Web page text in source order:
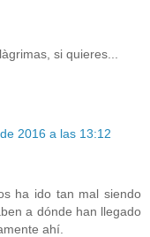
si quieres...
2016 a las 13:12
ha ido tan mal siendo
a dónde han llegado
ahí.